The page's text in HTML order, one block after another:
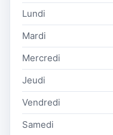
Lundi
Mardi
Mercredi
Jeudi
Vendredi
Samedi